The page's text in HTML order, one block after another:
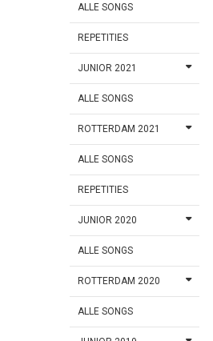
ALLE SONGS
REPETITIES
JUNIOR 2021
ALLE SONGS
ROTTERDAM 2021
ALLE SONGS
REPETITIES
JUNIOR 2020
ALLE SONGS
ROTTERDAM 2020
ALLE SONGS